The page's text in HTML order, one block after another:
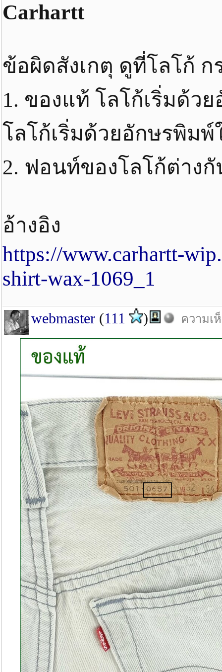
Carhartt
ข้อผิดสังเกตุ ดูที่โลโก้ ก
1. ของแท้ โลโก้เริ่มด้ว
โลโก้เริ่มด้วยอักษรพิม
2. ฟอนท์ของโลโก้ต่างกั
อ้างอิง
https://www.carhartt-
shirt-wax-1069_1
webmaster (111 ) ความเ